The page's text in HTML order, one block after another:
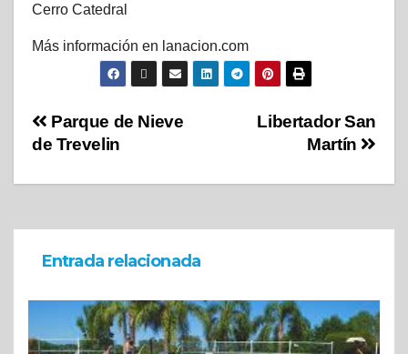
Cerro Catedral
Más información en lanacion.com
Libertador San
Martín
Parque de Nieve
de Trevelin
Entrada relacionada